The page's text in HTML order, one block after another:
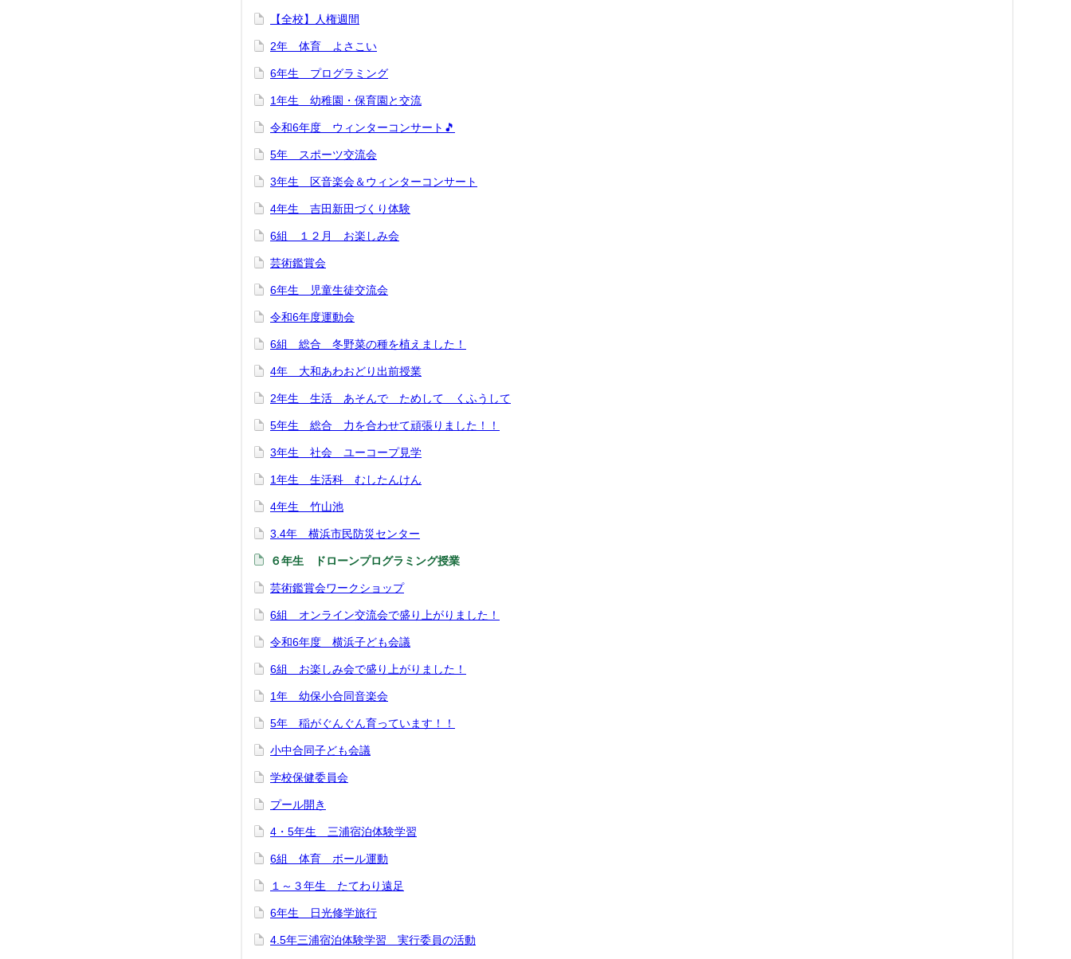
【全校】人権週間
2年 体育 よさこい
6年生 プログラミング
1年生 幼稚園・保育園と交流
令和6年度 ウィンターコンサート🎵
5年 スポーツ交流会
3年生 区音楽会＆ウィンターコンサート
4年生 吉田新田づくり体験
6組 １２月 お楽しみ会
芸術鑑賞会
6年生 児童生徒交流会
令和6年度運動会
6組 総合 冬野菜の種を植えました！
4年 大和あわおどり出前授業
2年生 生活 あそんで ためして くふうして
5年生 総合 力を合わせて頑張りました！！
3年生 社会 ユーコープ見学
1年生 生活科 むしたんけん
4年生 竹山池
3.4年 横浜市民防災センター
６年生 ドローンプログラミング授業
芸術鑑賞会ワークショップ
6組 オンライン交流会で盛り上がりました！
令和6年度 横浜子ども会議
6組 お楽しみ会で盛り上がりました！
1年 幼保小合同音楽会
5年 稲がぐんぐん育っています！！
小中合同子ども会議
学校保健委員会
プール開き
4・5年生 三浦宿泊体験学習
6組 体育 ボール運動
１～３年生 たてわり遠足
6年生 日光修学旅行
4.5年三浦宿泊体験学習 実行委員の活動